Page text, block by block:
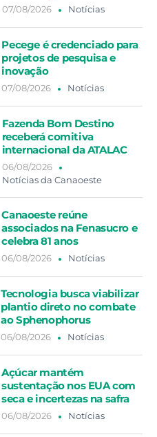
07/08/2026 Notícias
Pecege é credenciado para
projetos de pesquisa e
inovação
07/08/2026 Notícias
Fazenda Bom Destino
receberá comitiva
internacional da ATALAC
06/08/2026
Notícias da Canaoeste
Canaoeste reúne
associados na Fenasucro e
celebra 81 anos
06/08/2026 Notícias
Tecnologia busca viabilizar
plantio direto no combate
ao Sphenophorus
06/08/2026 Notícias
Açúcar mantém
sustentação nos EUA com
seca e incertezas na safra
06/08/2026 Notícias